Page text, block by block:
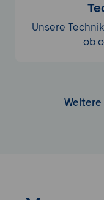
Unsere
ob
Weitere